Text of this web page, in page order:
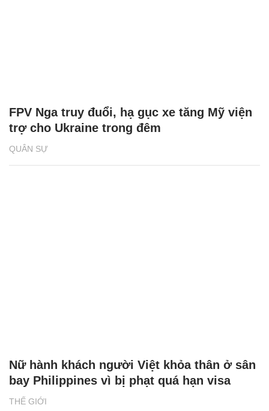
QUÂN SỰ
FPV Nga truy đuổi, hạ gục xe tăng Mỹ viện
trợ cho Ukraine trong đêm
THẾ GIỚI
Nữ hành khách người Việt khỏa thân ở sân
bay Philippines vì bị phạt quá hạn visa